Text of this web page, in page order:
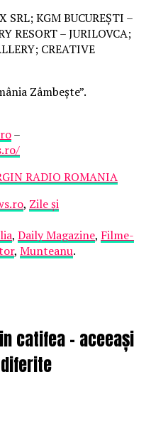
KGM BUCUREȘTI –
RESORT – JURILOVCA;
CREATIVE
Zâmbește”.
–
RADIO ROMANIA
, Zile și
, Daily Magazine, Filme-
, Munteanu.
catifea – aceeași